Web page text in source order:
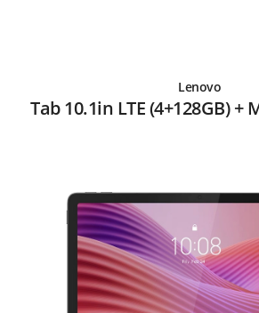
Lenovo
Tab 10.1in LTE (4+128GB) +